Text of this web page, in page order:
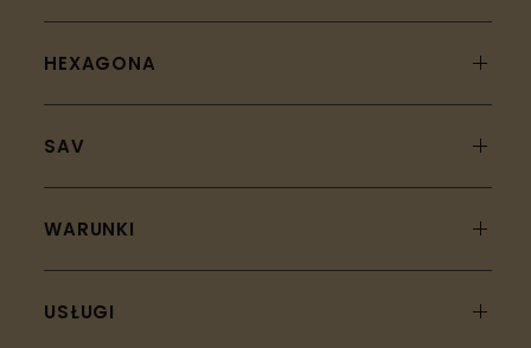
HEXAGONA
SAV
WARUNKI
USŁUGI